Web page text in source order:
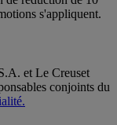
s'appliquent.
et Le Creuset
conjoints du